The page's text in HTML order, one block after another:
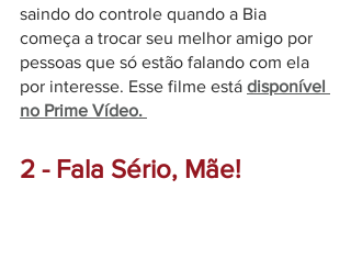
saindo do controle quando a Bia
começa a trocar seu melhor amigo por
pessoas que só estão falando com ela
por interesse. Esse filme está disponível
no Prime Vídeo.
2 - Fala Sério, Mãe!